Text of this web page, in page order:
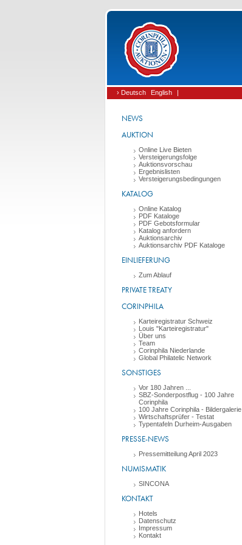
› Deutsch English |
NEWS
AUKTION
Online Live Bieten
Versteigerungsfolge
Auktionsvorschau
Ergebnislisten
Versteigerungsbedingungen
KATALOG
Online Katalog
PDF Kataloge
PDF Gebotsformular
Katalog anfordern
Auktionsarchiv
Auktionsarchiv PDF Kataloge
EINLIEFERUNG
Zum Ablauf
PRIVATE TREATY
CORINPHILA
Karteiregistratur Schweiz
Louis "Karteiregistratur"
Über uns
Team
Corinphila Niederlande
Global Philatelic Network
SONSTIGES
Vor 180 Jahren ...
SBZ-Sonderpostflug - 100 Jahre
Corinphila
100 Jahre Corinphila - Bildergalerie
Wirtschaftsprüfer - Testat
Typentafeln Durheim-Ausgaben
PRESSE-NEWS
Pressemitteilung April 2023
NUMISMATIK
SINCONA
KONTAKT
Hotels
Datenschutz
Impressum
Kontakt